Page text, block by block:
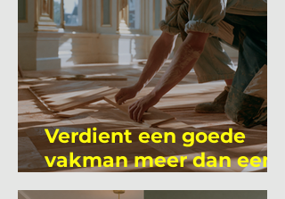
Verdient een goede
vakman meer dan een
gemiddelde